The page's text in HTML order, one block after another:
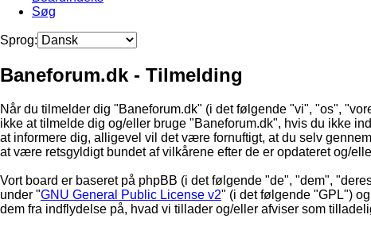
Søg
Sprog:
Baneforum.dk - Tilmelding
Når du tilmelder dig "Baneforum.dk" (i det følgende "vi", "os",
ikke at tilmelde dig og/eller bruge "Baneforum.dk", hvis du ikke
at informere dig, alligevel vil det være fornuftigt, at du selv
at være retsgyldigt bundet af vilkårene efter de er opdateret og/
Vort board er baseret på phpBB (i det følgende "de", "dem",
under "GNU General Public License v2" (i det følgende "GPL")
dem fra indflydelse på, hvad vi tillader og/eller afviser som